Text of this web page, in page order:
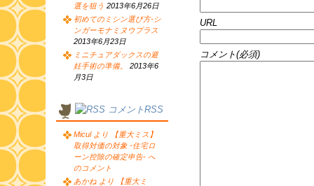
URL
コメント(必須)
選を狙う 2013年6月26日
初めてのミシン選び方-シ
ンガーモナミヌウプラス
2013年6月23日
ミニチュアダックスの避
妊手術の準備。
2013年6
月3日
コメントRSS
Micul より 【重大ミス】
取得対価の対象 -住宅ロ
ーン控除の確定申告- へ
のコメント
あかね より 【重大ミ